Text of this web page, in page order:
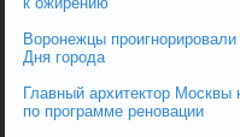
Воронежцы
Дня города
Главный архитектор Москвы
по программе реновации